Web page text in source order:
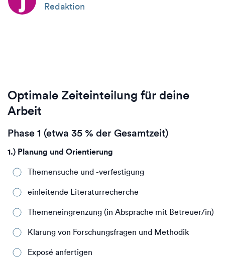
Redaktion
Optimale Zeiteinteilung für deine
Arbeit
Phase 1 (etwa 35 % der Gesamtzeit)
1.) Planung und Orientierung
Themensuche und -verfestigung
einleitende Literaturrecherche
Themeneingrenzung (in Absprache mit Betreuer/in)
Klärung von Forschungsfragen und Methodik
Exposé anfertigen